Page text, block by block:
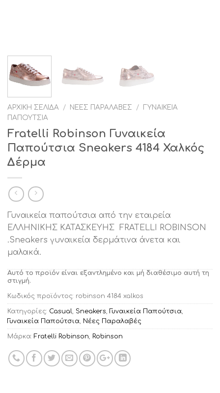
ΑΡΧΙΚΉ ΣΕΛΊΔΑ / ΝΈΕΣ ΠΑΡΑΛΑΒΈΣ /
ΓΥΝΑΙΚΕΊΑ
ΠΑΠΟΎΤΣΙΑ
Fratelli Robinson Γυναικεία
Παπούτσια Sneakers 4184 Χαλκός
Δέρμα
Γυναικεία παπούτσια από την εταιρεία
ΕΛΛΗΝΙΚΗΣ ΚΑΤΑΣΚΕΥΗΣ FRATELLI ROBINSON
.Sneakers γυναικεία δερμάτινα άνετα και
μαλακά.
Αυτό το προϊόν είναι εξαντλημένο και μή διαθέσιμο αυτή τη
στιγμή.
Κωδικός προϊόντος: robinson 4184 xalkos
Κατηγορίες: Casual, Sneakers, Γυναικεία Παπούτσια,
Γυναικεία Παπούτσια, Νέες Παραλαβές
Μάρκα: Fratelli Robinson, Robinson